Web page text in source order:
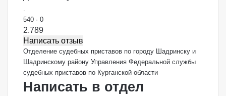
.
540 · 0
2.789
Написать отзыв
Отделение судебных приставов по городу Шадринску и
Шадринскому району Управления Федеральной службы
судебных приставов по Курганской области
Написать в отдел